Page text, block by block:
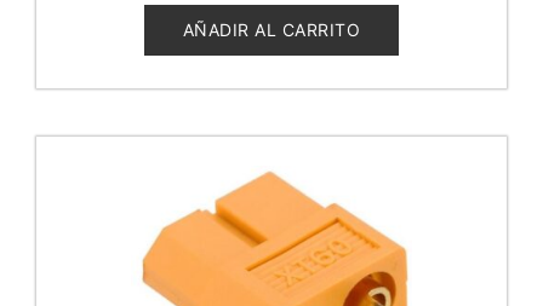
de
5
AÑADIR AL CARRITO